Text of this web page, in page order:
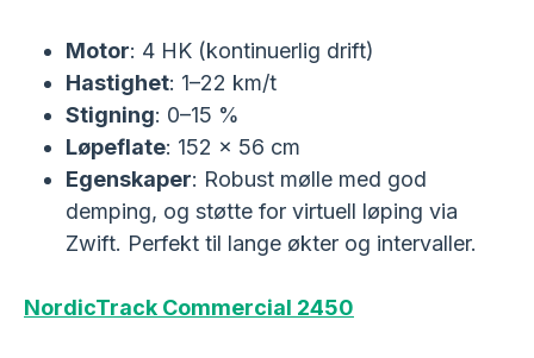
Motor: 4 HK (kontinuerlig drift)
Hastighet: 1–22 km/t
Stigning: 0–15 %
Løpeflate: 152 x 56 cm
Egenskaper: Robust mølle med god
demping, og støtte for virtuell løping via
Zwift. Perfekt til lange økter og intervaller.
NordicTrack Commercial 2450